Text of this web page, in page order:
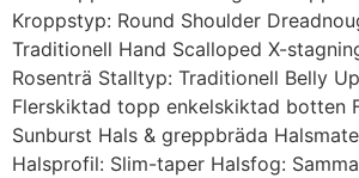
Kroppstyp: Round Shoulder
Traditionell Hand Scalloped X-
Rosenträ Stalltyp: Traditionell Belly
Flerskiktad topp enkelskiktad botten
Sunburst Hals & greppbräda
Halsprofil: Slim-taper Halsfog: